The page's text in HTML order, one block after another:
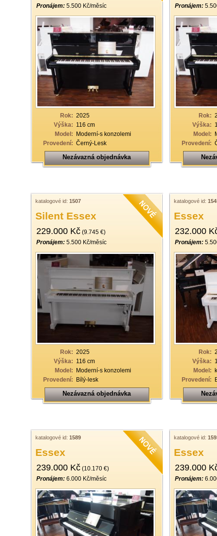
Pronájem: 5.500 Kč/měsíc
Rok: 2025
Výška: 116 cm
Model: Moderní-s konzolemi
Provedení: Černý-Lesk
Nezávazná objednávka
Pronájem:
Rok:
Výška:
Model:
Provedení:
katalogové id: 1507
Silent Essex
229.000 Kč (9.745 €)
Pronájem: 5.500 Kč/měsíc
Rok: 2025
Výška: 116 cm
Model: Moderní-s konzolemi
Provedení: Bílý-lesk
Nezávazná objednávka
katalogové id:
Essex
232.000
Pronájem:
Rok:
Výška:
Model:
Provedení:
katalogové id: 1589
Essex
239.000 Kč (10.170 €)
Pronájem: 6.000 Kč/měsíc
katalogové id:
Essex
239.000
Pronájem: